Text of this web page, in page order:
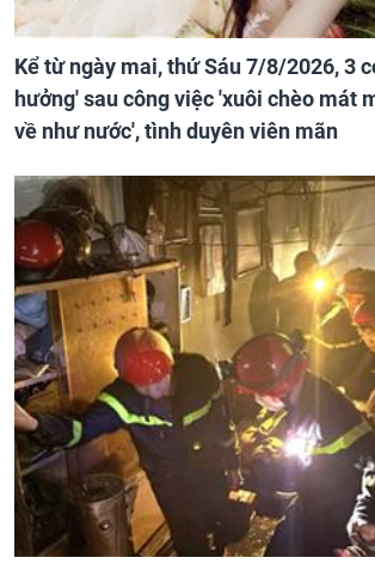
Kể từ ngày mai, thứ Sáu 7/8/2026, 3
hưởng' sau công việc 'xuôi chèo mát
về như nước', tình duyên viên mãn